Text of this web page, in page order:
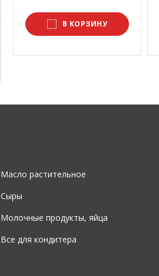
В КОРЗИНУ
Масло растительное
Сыры
Молочные продукты, яйца
Все для кондитера